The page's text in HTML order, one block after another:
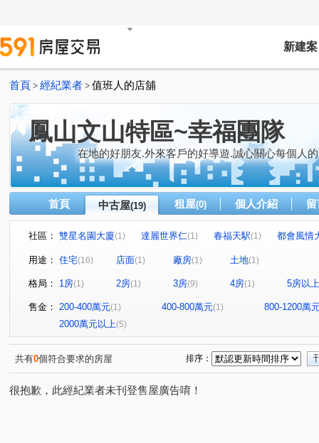
新建案
首頁 > 經紀業者 > 值班人的店舖
鳳山文山特區~幸福團隊
在地的好朋友.外來客戶的好導遊.誠心關心每個人
首頁 中古屋(19) 租屋(0) 個人介紹
社區： 雙星名園大廈(1) 達麗世界仁(1) 春福天駅(1)
都會風情
松鶴
捷運新都心六期 (1) 愛上城
廣東二街
太子路 拷潭路 真君路
中山東
文樂街(1) 光遠路 懷安街(1) 鳳學路 正忠路(1)
慈英街(1)
用途： 住宅(16) 店面(1) 廠房(1) 土地(1)
格局： 1房(1) 2房(1) 3房(9) 4房(1) 5房以上
售金： 200-400萬元(1) 400-800萬元(1)
800-1200萬
2000萬元以上(5)
共有0個符合要求的房屋 排序：
很抱歉，此經紀業者未刊登售屋廣告唷！